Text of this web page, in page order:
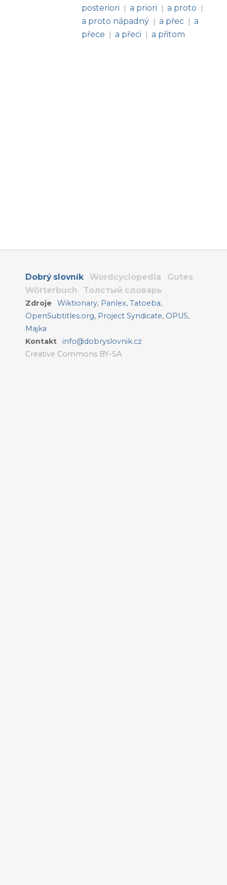
posteriori
| a priori | a proto |
a proto nápadný | a přec | a
přece
| a přeci | a přitom
Dobrý slovník Wordcyclopedia
Gutes
Wörterbuch
Толстый словарь
Zdroje Wiktionary, Panlex,Tatoeba,
OpenSubtitles.org, Project Syndicate, OPUS,
Majka
Kontakt
info@dobryslovnik.cz
Creative Commons BY-SA